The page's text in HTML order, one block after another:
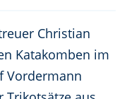
Christian
Katakomben im
Vordermann